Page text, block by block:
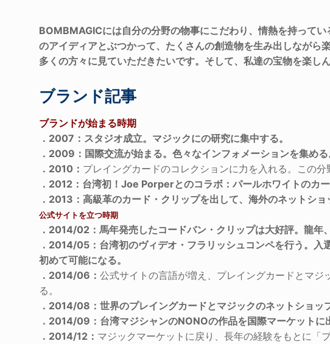
BOMBMAGICには自分の分野の物事にこだわり、情熱を持って
のアイディアとぶつかって、たくさんの創造物を生み出しながら
多くの方々に見ていただきたいです。そして、私達の宝物を楽し
ブランド記事
ブランドが始まる時期
．2007：スタジオ成立。マジックにの研究に集中する。
．2009：国際交流が始まる。色々なインフォメーションを集める
．2010： プレイングカードのコレクションに力を入れる。この分
．2012：台湾初！Joe Porperとのコラボ：パールホワイトのカ
．2013：高級革のカード・クリップを出して、海外のネットショ
公式サイトを立つ時期
．2014/02：馬年発売したコードバン・クリップは大好評。龍年
．2014/05：台湾初のヴィデオ・フラリッシュコンペを行う。
初めて可能になる。
．2014/06：公式サイトの言語が増え、プレイングカードとマ
る。
．2014/08：世界のプレイングカードとマジックのネットショ
．2014/09：台湾マジシャンのNONOの作品を国際マーケットに
．2014/12： マジックマーケットに戻り、長年の経験をもとに「